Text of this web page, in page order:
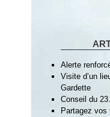
Alerte
Visite d’un
Gardette
Conseil du
Partagez vos